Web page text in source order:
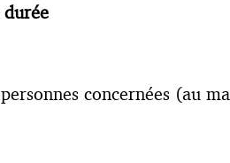
concernées (au